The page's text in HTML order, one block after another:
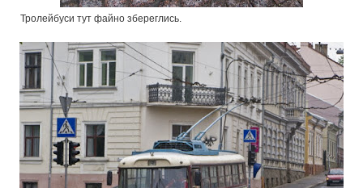
Тролейбуси тут файно збереглись.